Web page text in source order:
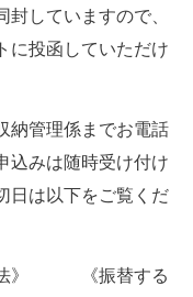
していますので、
に投函していただけ
納管理係までお電話
込みは随時受け付け
日は以下をご覧くだ
》　　　《振替する